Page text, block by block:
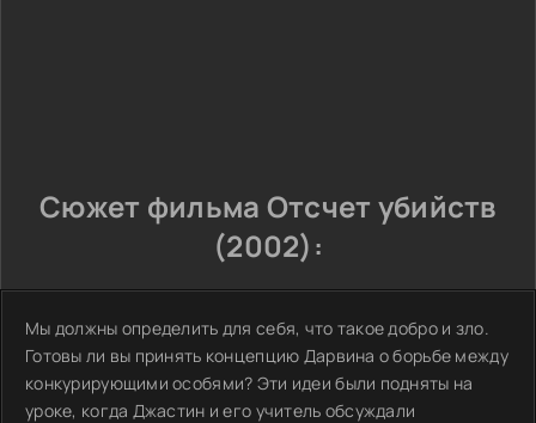
Сюжет фильма Отсчет убийств
(2002):
Мы должны определить для себя, что такое добро и зло.
Готовы ли вы принять концепцию Дарвина о борьбе между
конкурирующими особями? Эти идеи были подняты на
уроке, когда Джастин и его учитель обсуждали